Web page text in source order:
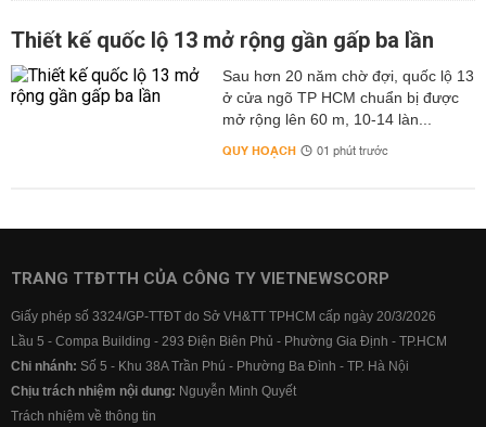
Thiết kế quốc lộ 13 mở rộng gần gấp ba lần
Sau hơn 20 năm chờ đợi, quốc lộ 13
ở cửa ngõ TP HCM chuẩn bị được
mở rộng lên 60 m, 10-14 làn...
QUY HOẠCH 01 phút trước
TRANG TTĐTTH CỦA CÔNG TY VIETNEWSCORP
Giấy phép số 3324/GP-TTĐT do Sở VH&TT TPHCM cấp ngày 20/3/2026
Lầu 5 - Compa Building - 293 Điện Biên Phủ - Phường Gia Định - TP.HCM
Chi nhánh: Số 5 - Khu 38A Trần Phú - Phường Ba Đình - TP. Hà Nội
Chịu trách nhiệm nội dung: Nguyễn Minh Quyết
Trách nhiệm về thông tin